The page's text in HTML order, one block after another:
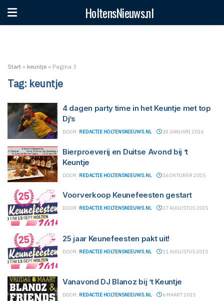
HoltensNieuws.nl
Start » keuntje » Pagina 3
Tag: keuntje
4 dagen party time in het Keuntje met top
Dj’s
DOOR: REDACTIE HOLTENSNIEUWS.NL 28 JANUARI 2016
Bierproeverij en Duitse Avond bij ’t
Keuntje
DOOR: REDACTIE HOLTENSNIEUWS.NL 16 OKTOBER 2015
Voorverkoop Keunefeesten gestart
DOOR: REDACTIE HOLTENSNIEUWS.NL 17 AUGUSTUS 2015
25 jaar Keunefeesten pakt uit!
DOOR: REDACTIE HOLTENSNIEUWS.NL 11 AUGUSTUS 2015
Vanavond DJ Blanoz bij ’t Keuntje
DOOR: REDACTIE HOLTENSNIEUWS.NL 6 MAART 2015